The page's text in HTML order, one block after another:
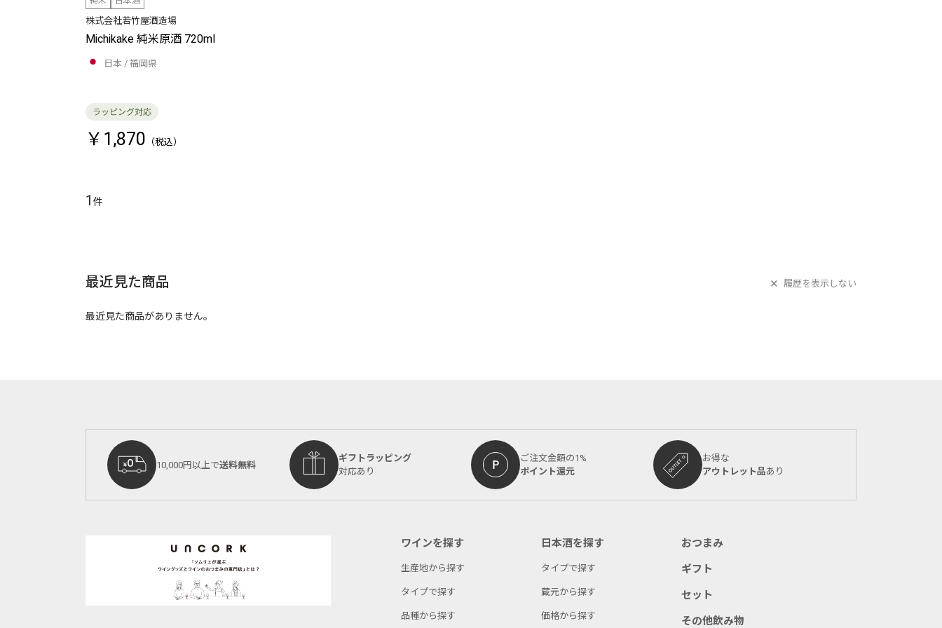
株式会社若竹屋酒造場
Michikake 純米原酒 720ml
日本 福岡県
￥1,870
1件
最近見た商品 履歴を表示しない
最近見た商品がありません。
10,000円以上で送料無料
ギフトラッピング
対応あり
ご注文金額の1%
ポイント還元
お得な
アウトレット品あり
ワインを探す
生産地から探す
タイプで探す
品種から探す
日本酒を探す
タイプで探す
蔵元から探す
価格から探す
おつまみ
ギフト
セット
その他飲み物